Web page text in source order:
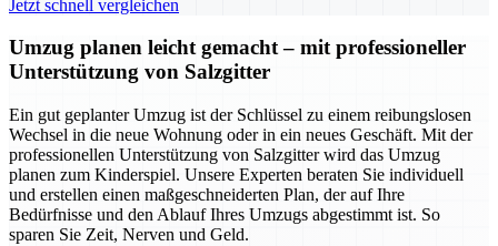
Jetzt schnell vergleichen
Umzug planen leicht gemacht – mit professioneller
Unterstützung von Salzgitter
Ein gut geplanter Umzug ist der Schlüssel zu einem reibungslosen
Wechsel in die neue Wohnung oder in ein neues Geschäft. Mit der
professionellen Unterstützung von Salzgitter wird das Umzug
planen zum Kinderspiel. Unsere Experten beraten Sie individuell
und erstellen einen maßgeschneiderten Plan, der auf Ihre
Bedürfnisse und den Ablauf Ihres Umzugs abgestimmt ist. So
sparen Sie Zeit, Nerven und Geld.